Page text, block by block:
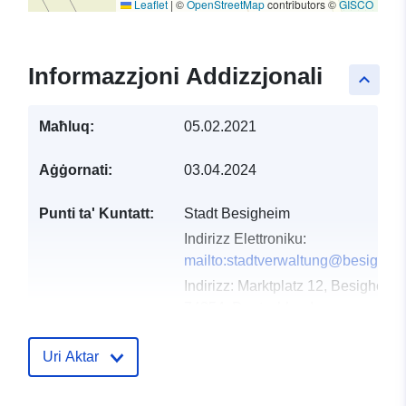
Leaflet | ©OpenStreetMapcontributors ©GISCO
keyboard_arrow_up
Informazzjoni Addizzjonali
Maħluq: 05.02.2021
Aġġornati: 03.04.2024
Punti ta' Kuntatt:
Stadt Besigheim
Indirizz Elettroniku:
Indirizz: Marktplatz 12, Besigheim,
Reġistru tal-
Uri Aktar